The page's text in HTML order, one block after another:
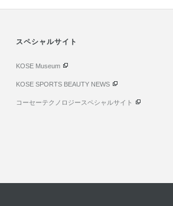
スペシャルサイト
KOSE Museum
KOSE SPORTS BEAUTY NEWS
コーセーテクノロジースペシャルサイト